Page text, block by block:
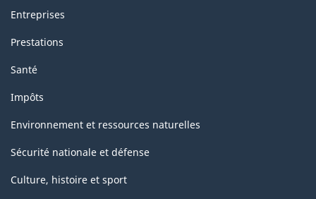
Entreprises
Prestations
Santé
Impôts
Environnement et ressources naturelles
Sécurité nationale et défense
Culture, histoire et sport